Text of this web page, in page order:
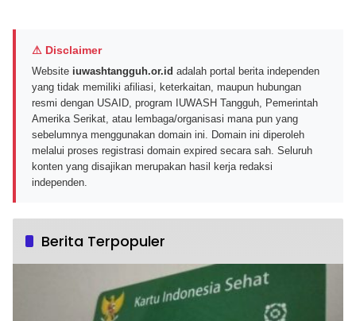
⚠ Disclaimer
Website iuwashtangguh.or.id adalah portal berita independen
yang tidak memiliki afiliasi, keterkaitan, maupun hubungan
resmi dengan USAID, program IUWASH Tangguh, Pemerintah
Amerika Serikat, atau lembaga/organisasi mana pun yang
sebelumnya menggunakan domain ini. Domain ini diperoleh
melalui proses registrasi domain expired secara sah. Seluruh
konten yang disajikan merupakan hasil kerja redaksi
independen.
Berita Terpopuler